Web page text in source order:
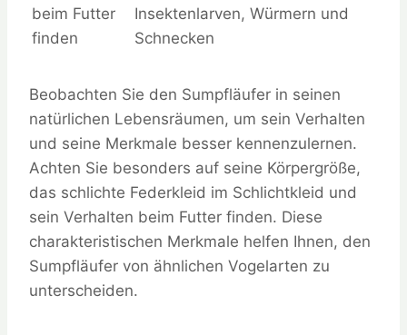
beim Futter
finden
Insektenlarven, Würmern und
Schnecken
Beobachten Sie den Sumpfläufer in seinen
natürlichen Lebensräumen, um sein Verhalten
und seine Merkmale besser kennenzulernen.
Achten Sie besonders auf seine Körpergröße,
das schlichte Federkleid im Schlichtkleid und
sein Verhalten beim Futter finden. Diese
charakteristischen Merkmale helfen Ihnen, den
Sumpfläufer von ähnlichen Vogelarten zu
unterscheiden.